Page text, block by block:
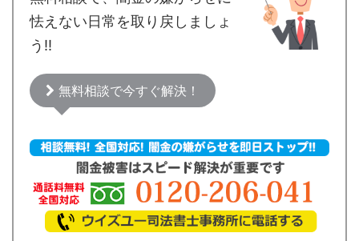
怯えない日常を取り戻しましょ
う!!
無料相談で今すぐ解決！